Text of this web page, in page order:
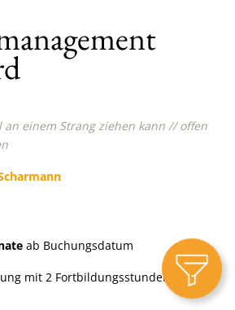
an einem Strang ziehen kann // offen
ab Buchungsdatum
mit 2 Fortbildungsstunden